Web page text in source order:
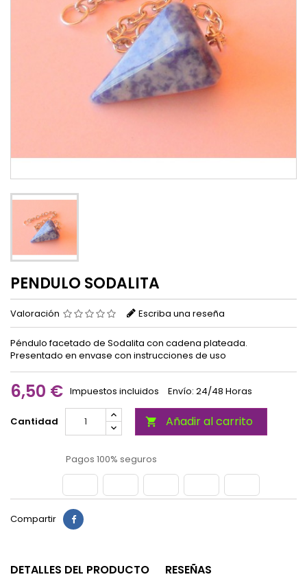
PENDULO SODALITA
Valoración Escriba una reseña
Péndulo facetado de Sodalita con cadena plateada.
Presentado en envase con instrucciones de uso
6,50 € Impuestos incluidos Envío: 24/48 Horas
Cantidad  Añadir al carrito
Pagos 100% seguros
Compartir
DETALLES DEL PRODUCTO RESEÑAS